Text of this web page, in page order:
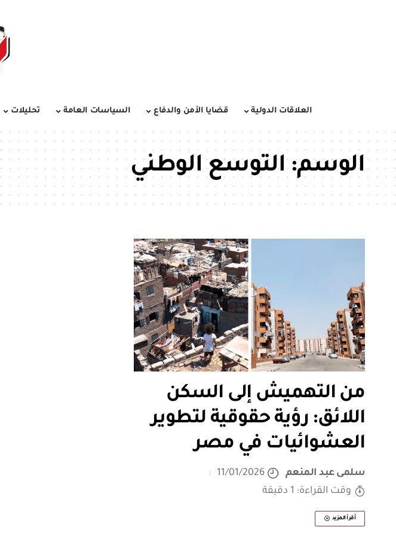
العلاقات الدولية قضايا الأمن والدفاع السياسات العامة تحليلات
الوسم:التوسع الوطني
من التهميش إلى السكن
اللائق: رؤية حقوقية لتطوير
العشوائيات في مصر
سلمى عبد المنعم
11/01/2026
وقت القراءة: 1 دقيقة
أقرأ المزيد